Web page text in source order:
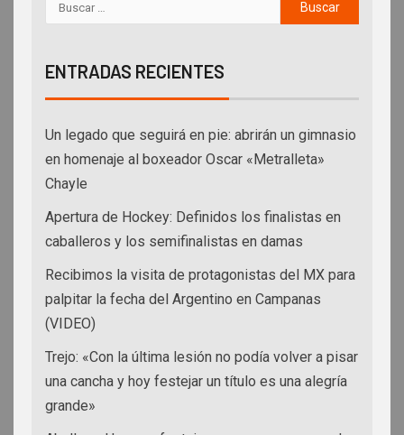
ENTRADAS RECIENTES
Un legado que seguirá en pie: abrirán un gimnasio
en homenaje al boxeador Oscar «Metralleta»
Chayle
Apertura de Hockey: Definidos los finalistas en
caballeros y los semifinalistas en damas
Recibimos la visita de protagonistas del MX para
palpitar la fecha del Argentino en Campanas
(VIDEO)
Trejo: «Con la última lesión no podía volver a pisar
una cancha y hoy festejar un título es una alegría
grande»